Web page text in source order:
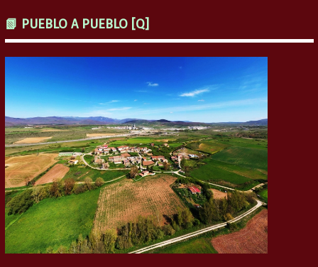
📗 PUEBLO A PUEBLO [Q]